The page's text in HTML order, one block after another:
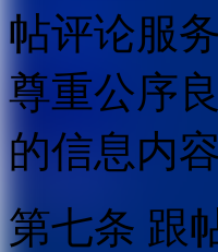
帖评论服
尊重公序
的信息内容
第七条 跟